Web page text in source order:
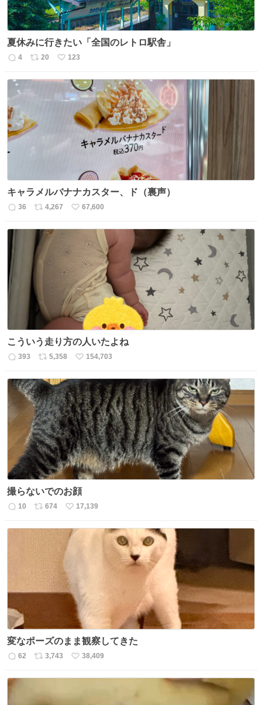
夏休みに行きたい「全国のレトロ駅舎」
返
4
リ
20
い
数
123
キャラメルバナナカスター、ド（裏声）
返
数
36
リ
ス
ト
数
4,267
い
67,600
こういう走り方の人いたよね
返
数
393
リ
ス
ト
数
5,358
い
ね
数
154,703
撮らないでのお顔
返
10
リ
ス
数
674
い
ね
数
17,139
変なポーズのまま観察してきた
返
数
62
リ
3,743
い
38,409